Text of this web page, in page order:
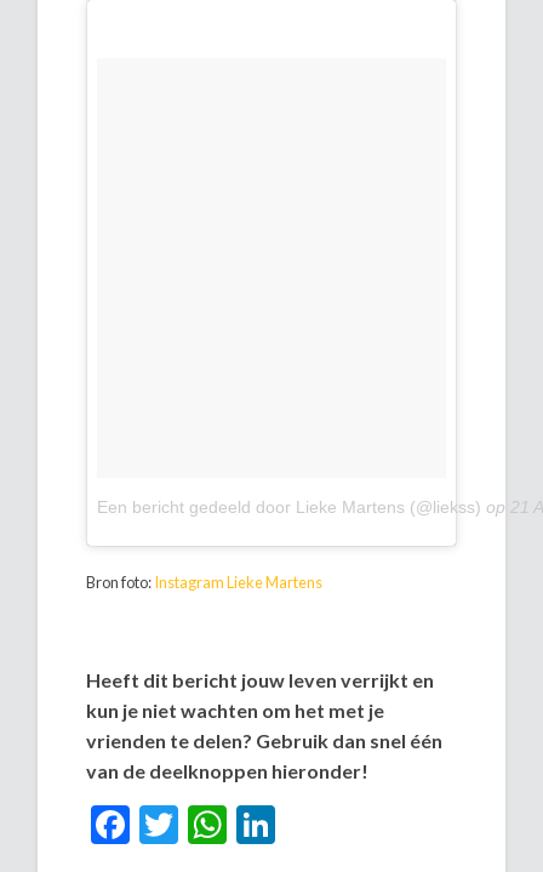
Een bericht gedeeld door Lieke Martens (@liekss) op 21
Bron foto:Instagram Lieke Martens
Heeft dit bericht jouw leven verrijkt en
kun je niet wachten om het met je
vrienden te delen? Gebruik dan snel één
van de deelknoppen hieronder!
Facebook
TwitterWhatsApp